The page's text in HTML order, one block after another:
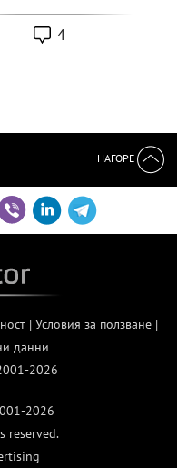
4
НАГОРЕ
| Условия за ползване|
данни
2026
2026
reserved.